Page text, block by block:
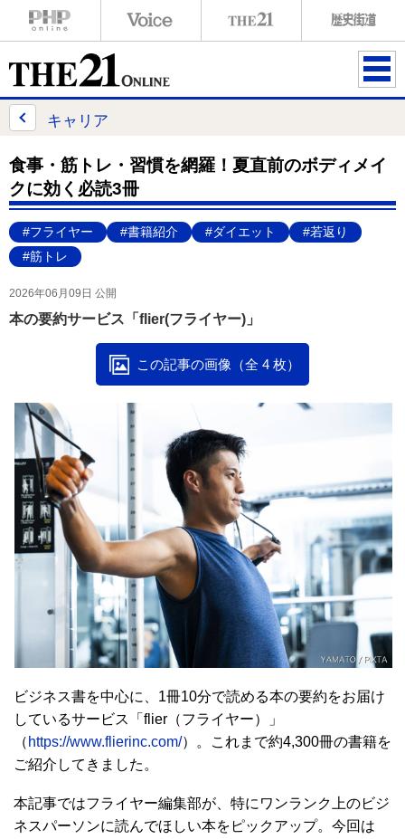
ME
キャリア
食事・筋トレ・習慣を網羅！夏直前のボディメイ
クに効く必読3冊
#フライヤー #書籍紹介 #ダイエット
#若返り
#筋トレ
2026年06月09日 公開
本の要約サービス「flier(フライヤー)」
この記事の画像（全 4 枚）
ビジネス書を中心に、1冊10分で読める本の要約をお届け
しているサービス「flier（フライヤー）」
（ https://www.flierinc.com/）。これまで約4,300冊の書籍を
ご紹介してきました。
本記事ではフライヤー編集部が、特にワンランク上のビジ
ネスパーソンに読んでほしい本をピックアップ。今回は